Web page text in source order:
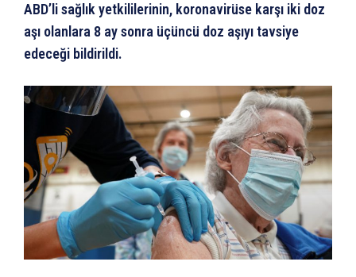
ABD’li sağlık yetkililerinin, koronavirüse karşı iki doz
aşı olanlara 8 ay sonra üçüncü doz aşıyı tavsiye
edeceği bildirildi.